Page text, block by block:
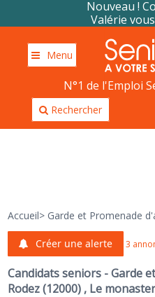
Nouveau !
Valérie
Menu
N°1 de l'Emploi
Rechercher
Accueil> Garde et Promenade
Créer une alerte 3
Candidats seniors - Garde
Rodez (12000) , Le